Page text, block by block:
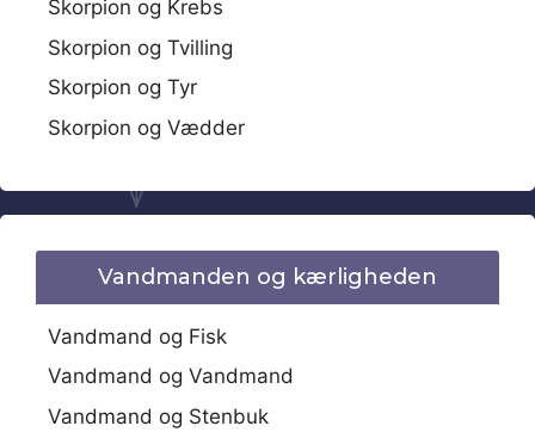
Skorpion og Krebs
Skorpion og Tvilling
Skorpion og Tyr
Skorpion og Vædder
Vandmanden og kærligheden
Vandmand og Fisk
Vandmand og Vandmand
Vandmand og Stenbuk